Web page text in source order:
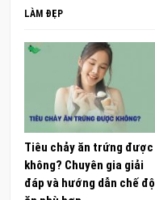
LÀM ĐẸP
Tiêu chảy ăn trứng được
không? Chuyên gia giải
đáp và hướng dẫn chế độ